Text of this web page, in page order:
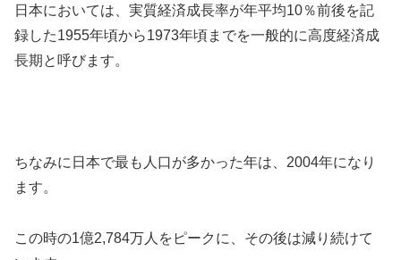
日本においては、実質経済成長率が年平均10％前後を記
録した1955年頃から1973年頃までを一般的に高度経済成
長期と呼びます。
ちなみに日本で最も人口が多かった年は、2004年になり
ます。
この時の1億2,784万人をピークに、その後は減り続けて